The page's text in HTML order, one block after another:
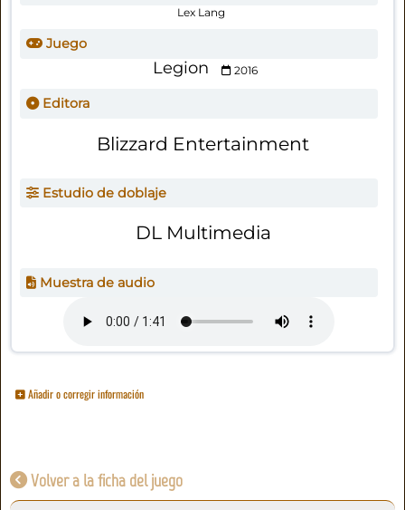
Lex Lang
Juego
Legion 2016
Editora
Blizzard Entertainment
Estudio de doblaje
DL Multimedia
Muestra de audio
Añadir o corregir información
Volver a la ficha del juego